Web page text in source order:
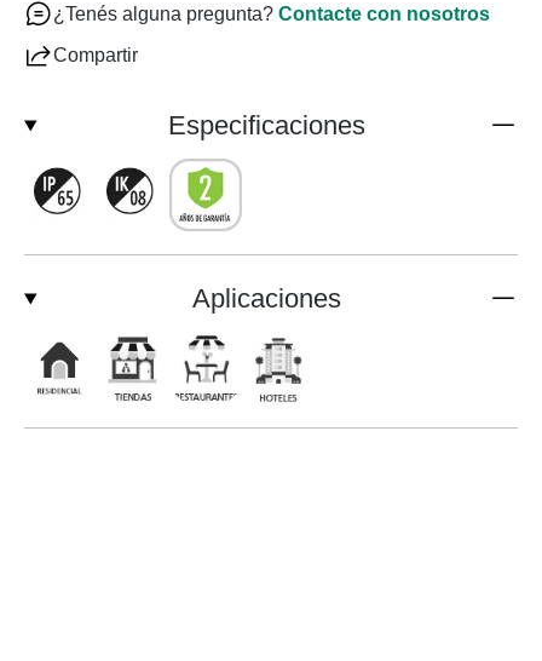
¿Tenés alguna pregunta? Contacte con nosotros
Compartir
Especificaciones
Aplicaciones